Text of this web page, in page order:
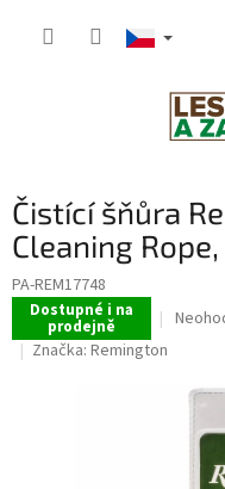
Čistící šňůra
Cleaning
PA-REM17748
Dostupné i na
prodejně
Značka: Remington